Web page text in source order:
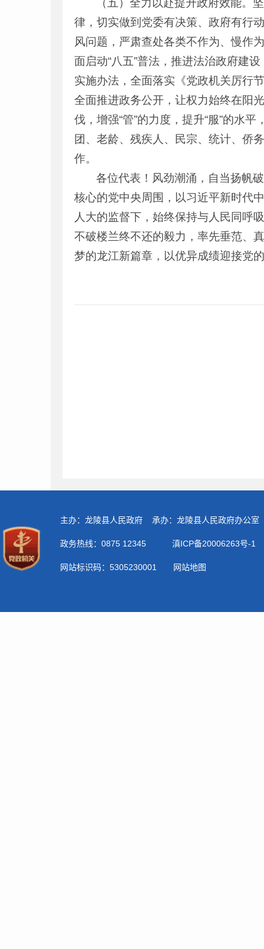
（五）全力以赴提升政府效能。
律，切实做到党委有决策、政府有行
风问题，严肃查处各类不作为、慢作
面启动“八五”普法，推进法治政府建
实施办法，全面落实《党政机关厉行
全面推进政务公开，让权力始终在阳
伐，增强“管”的力度，提升“服”的水
团、老龄、残疾人、民宗、统计、侨
作。
各位代表！风劲潮涌，自当扬帆
核心的党中央周围，以习近平新时代
人大的监督下，始终保持与人民同呼
不破楼兰终不还的毅力，率先垂范、
梦的龙江新篇章，以优异成绩迎接党